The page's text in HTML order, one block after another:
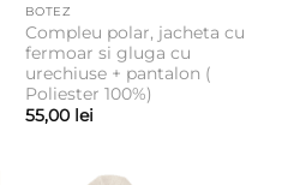
BOTEZ
Compleu polar, jacheta cu
fermoar si gluga cu
urechiuse + pantalon (
Poliester 100%)
55,00 lei